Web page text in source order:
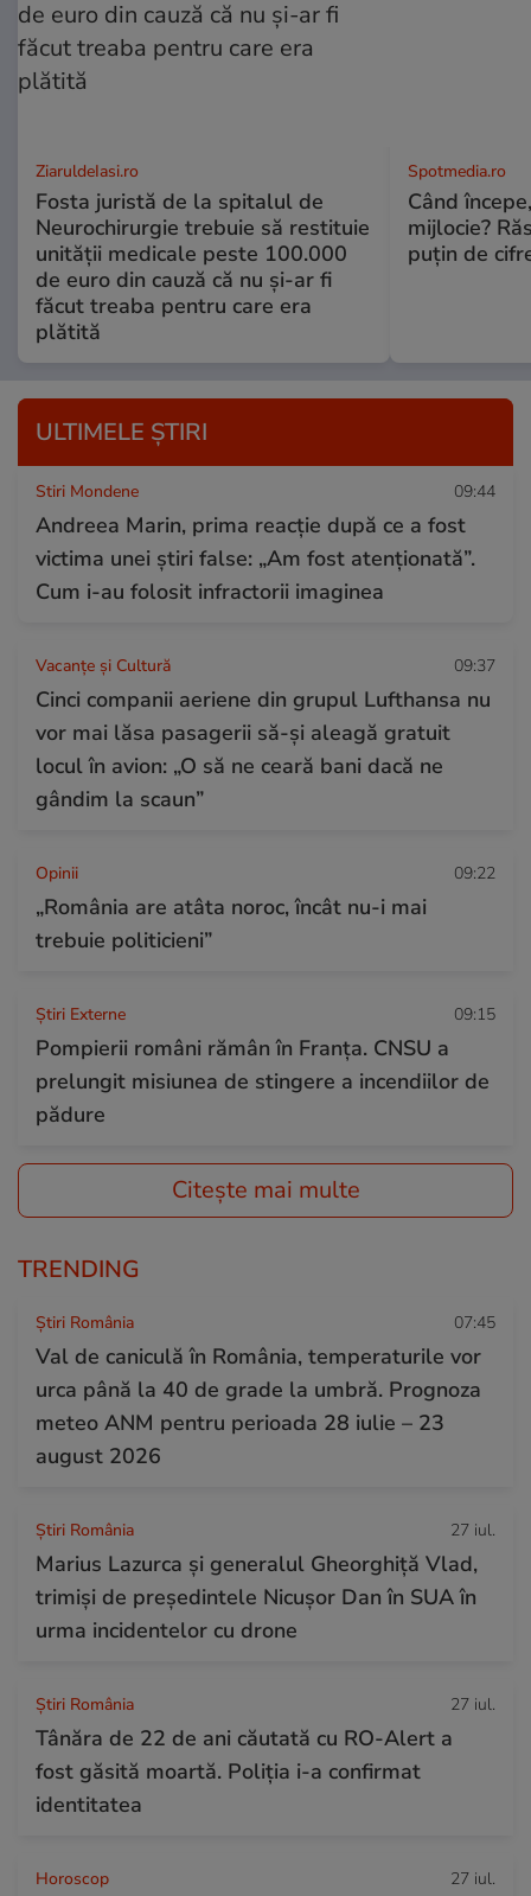
ZiaruldeIasi.ro
Fosta juristă de la spitalul de
Neurochirurgie trebuie să restituie
unității medicale peste 100.000
de euro din cauză că nu și-ar fi
făcut treaba pentru care era
plătită
Spotmedia.ro
Când
mijlocie?
puțin de
ULTIMELE ȘTIRI
Stiri Mondene 09:44
Andreea Marin, prima reacție după ce a fost
victima unei știri false: „Am fost atenționată”.
Cum i-au folosit infractorii imaginea
Vacanțe și Cultură 09:37
Cinci companii aeriene din grupul Lufthansa nu
vor mai lăsa pasagerii să-și aleagă gratuit
locul în avion: „O să ne ceară bani dacă ne
gândim la scaun”
Opinii 09:22
„România are atâta noroc, încât nu-i mai
trebuie politicieni”
Știri Externe 09:15
Pompierii români rămân în Franța. CNSU a
prelungit misiunea de stingere a incendiilor de
pădure
Citește mai multe
TRENDING
Știri România 07:45
Val de caniculă în România, temperaturile vor
urca până la 40 de grade la umbră. Prognoza
meteo ANM pentru perioada 28 iulie – 23
august 2026
Știri România 27 iul.
Marius Lazurca și generalul Gheorghiță Vlad,
trimiși de președintele Nicușor Dan în SUA în
urma incidentelor cu drone
Știri România 27 iul.
Tânăra de 22 de ani căutată cu RO-Alert a
fost găsită moartă. Poliția i-a confirmat
identitatea
Horoscop 27 iul.